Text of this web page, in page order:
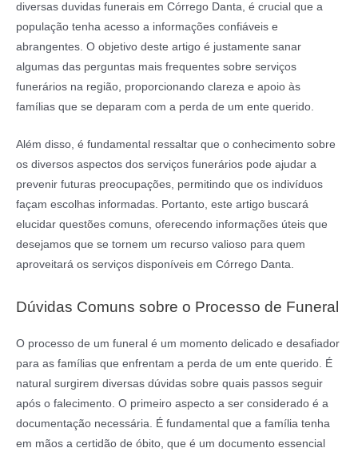
diversas duvidas funerais em Córrego Danta, é crucial que a
população tenha acesso a informações confiáveis e
abrangentes. O objetivo deste artigo é justamente sanar
algumas das perguntas mais frequentes sobre serviços
funerários na região, proporcionando clareza e apoio às
famílias que se deparam com a perda de um ente querido.
Além disso, é fundamental ressaltar que o conhecimento sobre
os diversos aspectos dos serviços funerários pode ajudar a
prevenir futuras preocupações, permitindo que os indivíduos
façam escolhas informadas. Portanto, este artigo buscará
elucidar questões comuns, oferecendo informações úteis que
desejamos que se tornem um recurso valioso para quem
aproveitará os serviços disponíveis em Córrego Danta.
Dúvidas Comuns sobre o Processo de Funeral
O processo de um funeral é um momento delicado e desafiador
para as famílias que enfrentam a perda de um ente querido. É
natural surgirem diversas dúvidas sobre quais passos seguir
após o falecimento. O primeiro aspecto a ser considerado é a
documentação necessária. É fundamental que a família tenha
em mãos a certidão de óbito, que é um documento essencial